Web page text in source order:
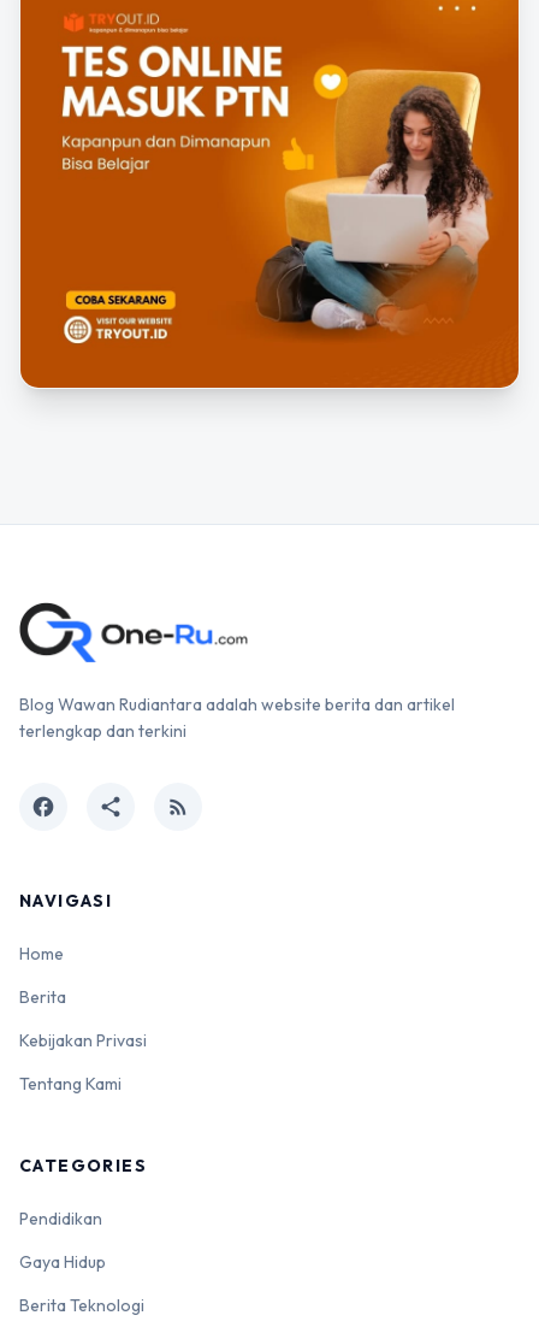
Blog Wawan Rudiantara adalah website berita dan artikel
terlengkap dan terkini
facebook share rss_feed
NAVIGASI
Home
Berita
Kebijakan Privasi
Tentang Kami
CATEGORIES
Pendidikan
Gaya Hidup
Berita Teknologi